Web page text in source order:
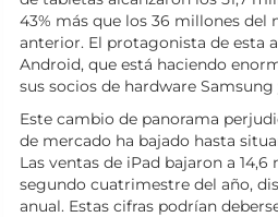
43% más que los 36 millones del
anterior. El protagonista de esta
Android, que está haciendo
sus socios de hardware Samsung
Este cambio de panorama
de mercado ha bajado hasta
Las ventas de iPad bajaron a
segundo cuatrimestre del año,
anual. Estas cifras podrían